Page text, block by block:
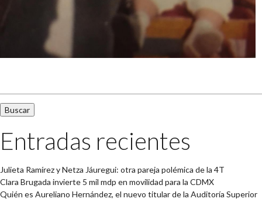
Entradas recientes
Julieta Ramírez y Netza Jáuregui: otra pareja polémica de la 4T
Clara Brugada invierte 5 mil mdp en movilidad para la CDMX
Quién es Aureliano Hernández, el nuevo titular de la Auditoría Superior